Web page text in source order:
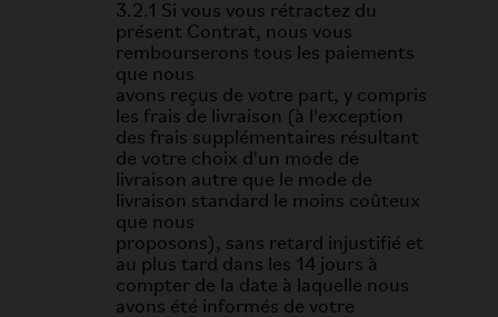
3.2.1 Si vous vous rétractez du
présent Contrat, nous vous
rembourserons tous les paiements
que nous
avons reçus de votre part, y compris
les frais de livraison (à l'exception
des frais supplémentaires résultant
de votre choix d'un mode de
livraison autre que le mode de
livraison standard le moins coûteux
que nous
proposons), sans retard injustifié et
au plus tard dans les 14 jours à
compter de la date à laquelle nous
avons été informés de votre